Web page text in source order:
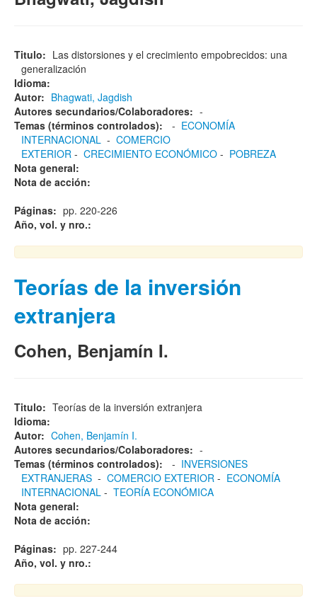
Titulo: Las distorsiones y el crecimiento empobrecidos: una
generalización
Idioma:
Autor: Bhagwati, Jagdish
Autores secundarios/Colaboradores: -
Temas (términos controlados):
- ECONOMÍA
INTERNACIONAL - COMERCIO
EXTERIOR - CRECIMIENTO ECONÓMICO - POBREZA
Nota general:
Nota de acción:
Páginas: pp. 220-226
Año, vol. y nro.:
Teorías de la inversión
extranjera
Cohen, Benjamín I.
Titulo: Teorías de la inversión extranjera
Idioma:
Autor: Cohen, Benjamín I.
Autores secundarios/Colaboradores: -
Temas (términos controlados):
- INVERSIONES
EXTRANJERAS - COMERCIO EXTERIOR - ECONOMÍA
INTERNACIONAL - TEORÍA ECONÓMICA
Nota general:
Nota de acción:
Páginas: pp. 227-244
Año, vol. y nro.: